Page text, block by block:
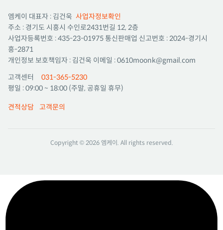
엠케이 대표자 : 김건욱 사업자정보확인
주소 : 경기도 시흥시 수인로2431번길 12, 2층
사업자등록번호 : 435-23-01975통신판매업 신고번호 : 2024-경기시
흥-2871
개인정보 보호책임자 : 김건욱 이메일 : 0610moonk@gmail.com
고객센터
031-365-5230
평일 : 09:00 ~ 18:00 (주말, 공휴일 휴무)
견적상담 고객문의
Copyright © 2026 엠케이. All rights reserved.